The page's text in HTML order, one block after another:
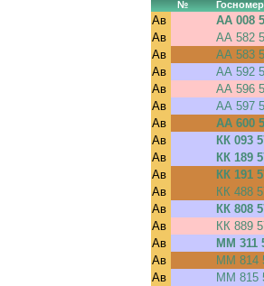
№ Госномер
Ав АА 008
Ав
АА 582
Ав
АА 583
Ав
АА 592
Ав
АА 596
Ав
АА 597
Ав
АА 600
Ав
КК 093
Ав
КК 189
Ав
КК 191
Ав
КК 488
Ав
КК 808
Ав
КК 889
Ав
ММ 311
Ав
ММ 814
Ав
ММ 815